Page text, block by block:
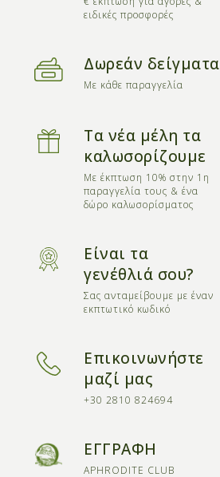
ειδικές προσφορές
Δωρεάν δείγματα
Με κάθε παραγγελία
Τα νέα μέλη τα
καλωσορίζουμε
Με έκπτωση 10% στην 1η
παραγγελία τους & ένα
δώρο καλωσορίσματος
Είναι τα
γενέθλιά σου?
Σας ανταμείβουμε με έναν
εκπτωτικό κωδικό
Επικοινωνήστε
μαζί μας
+30 2810 824694
ΕΓΓΡΑΦΗ
APHRODITE CLUB